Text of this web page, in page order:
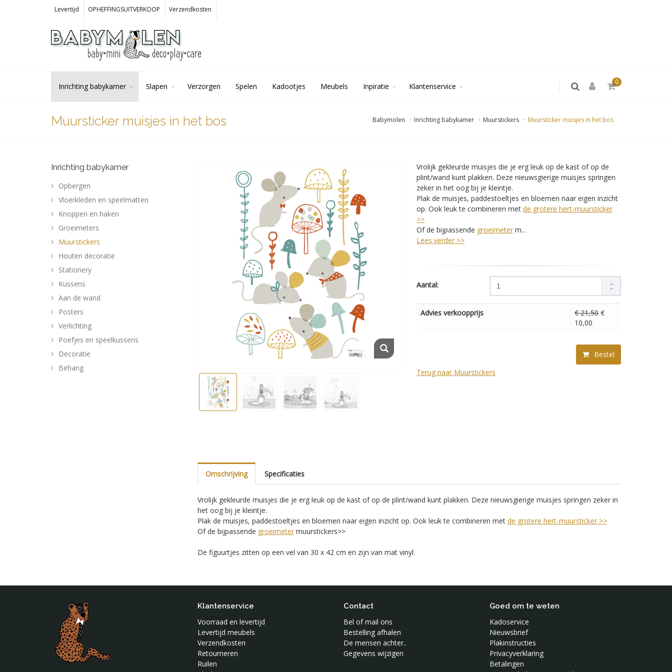
Levertijd OPHEFFINGSUITVERKOOP Verzendkosten
0
Inrichting babykamer Slapen Verzorgen Spelen Kadootjes Meubels Inpiratie Klantenservice
Babymolen Inrichting babykamer Muurstickers Muursticker muisjes in het bos
Muursticker muisjes in het bos
Vrolijk gekleurde muisjes die je erg leuk op de kast of op de
plint/wand kunt plakken. Deze nieuwsgierige muisjes springen
zeker in het oog bij je kleintje.
Plak de muisjes, paddestoeltjes en bloemen naar eigen inzicht
op. Ook leuk te combineren metde grotere hert-muursticker
>>
Of de bijpassende groeimeter m...
Lees verder >>
Aantal:
Advies verkoopprijs € 21,50 €
10,00
Bestel
Terug naar Muurstickers
Omschrijving Specificaties
Vrolijk gekleurde muisjes die je erg leuk op de kast of op de plint/wand kunt plakken. Deze nieuwsgierige muisjes springen zeker in
het oog bij je kleintje.
Plak de muisjes, paddestoeltjes en bloemen naar eigen inzicht op. Ook leuk te combineren met de grotere hert-muursticker >>
Of de bijpassende groeimetermuurstickers>>
De figuurtjes zitten op een vel van 30 x 42 cm en zijn van mat vinyl.
Inrichting babykamer
Opbergen
Vloerkleden en speelmatten
Knoppen en haken
Groeimeters
Muurstickers
Houten decoratie
Stationery
Kussens
Aan de wand
Posters
Verlichting
Poefjes en speelkussens
Decoratie
Behang
Klantenservice
Voorraad en levertijd
Levertijd meubels
Verzendkosten
Retourneren
Ruilen
Contact
Bel of mail ons
Bestelling afhalen
De mensen achter..
Gegevens wijzigen
Goed om te weten
Kadoservice
Nieuwsbrief
Plakinstructies
Privacyverklaring
Betalingen